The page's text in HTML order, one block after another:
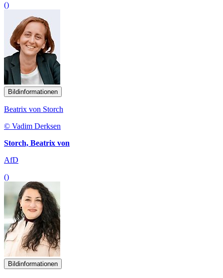
()
Bildinformationen
Beatrix von Storch
© Vadim Derksen
Storch, Beatrix von
AfD
()
Bildinformationen